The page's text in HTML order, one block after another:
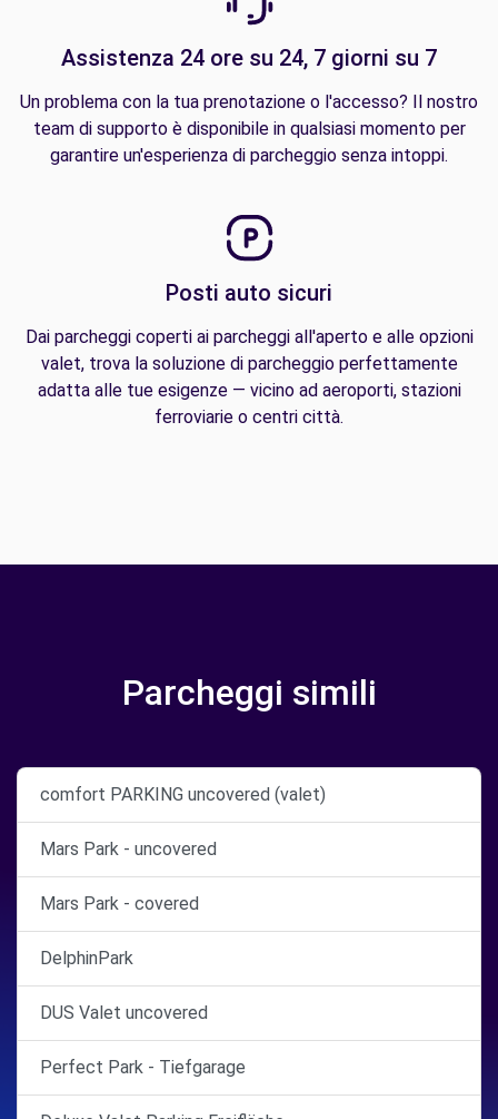
Assistenza 24 ore su 24, 7 giorni su 7
Un problema con la tua prenotazione o l'accesso? Il nostro
team di supporto è disponibile in qualsiasi momento per
garantire un'esperienza di parcheggio senza intoppi.
Posti auto sicuri
Dai parcheggi coperti ai parcheggi all'aperto e alle opzioni
valet, trova la soluzione di parcheggio perfettamente
adatta alle tue esigenze — vicino ad aeroporti, stazioni
ferroviarie o centri città.
Parcheggi simili
comfort PARKING uncovered (valet)
Mars Park - uncovered
Mars Park - covered
DelphinPark
DUS Valet uncovered
Perfect Park - Tiefgarage